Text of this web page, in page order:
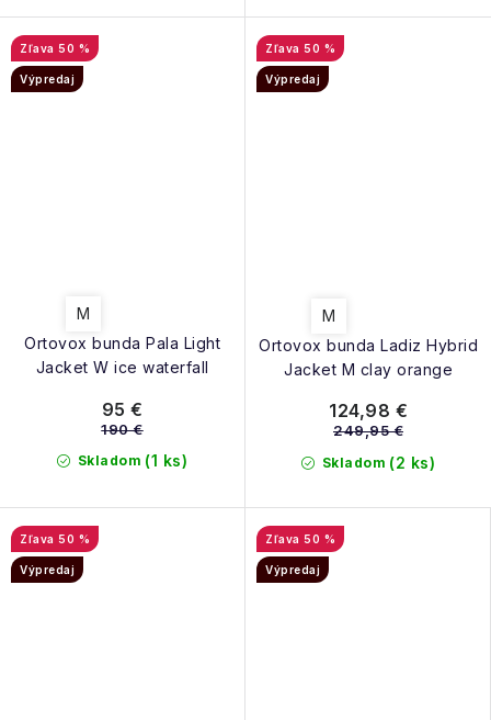
Ortovox bunda Pala Light
Jacket W ice waterfall
50 %
Výpredaj
M
Skladom (1 ks)
95 €
190 €
Ortovox bunda Ladiz Hybrid
Jacket M clay orange
50 %
Výpredaj
M
Skladom (2 ks)
124,98 €
249,95 €
50 %
Výpredaj
50 %
Výpredaj